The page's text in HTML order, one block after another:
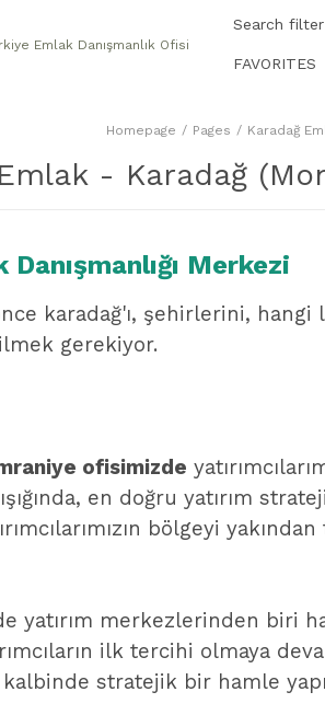
Search filter
FAVORITES
Homepage Pages Karadağ
- Karadağ
Merkezi
karadağ'ı, şehirlerini,
gerekiyor.
ofisimizde
en doğru yatırım
bölgeyi
yatırım merkezlerinden biri
ilk tercihi olmaya
kalbinde stratejik bir hamle